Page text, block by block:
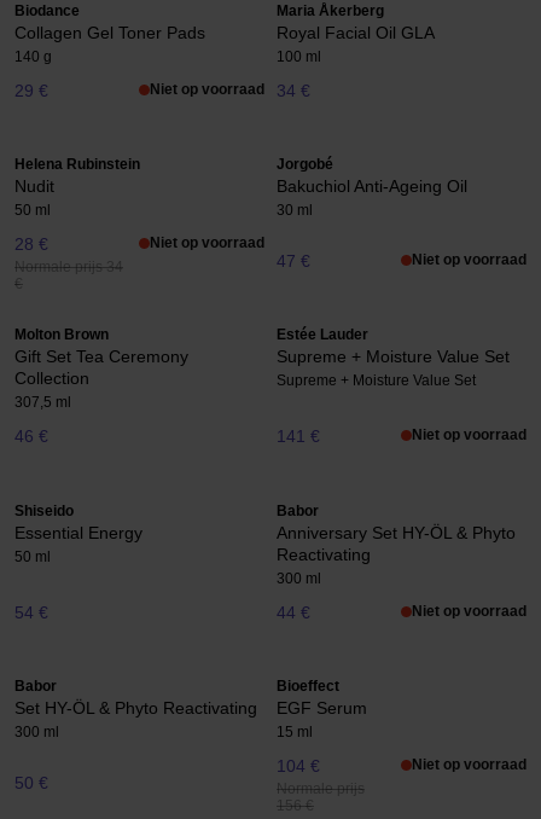
Biodance
Collagen Gel Toner Pads
140 g
29 € Niet op voorraad
Maria Åkerberg
Royal Facial Oil GLA
100 ml
34 €
Helena Rubinstein
Nudit
50 ml
28 €
Normale prijs 34
€
Niet op voorraad
Jorgobé
Bakuchiol Anti-Ageing Oil
30 ml
47 € Niet op voorraad
Molton Brown
Gift Set Tea Ceremony
Collection
307,5 ml
46 €
Estée Lauder
Supreme + Moisture Value Set
Supreme + Moisture Value Set
141 € Niet op voorraad
Shiseido
Essential Energy
50 ml
54 €
Babor
Anniversary Set HY-ÖL & Phyto
Reactivating
300 ml
44 € Niet op voorraad
Babor
Set HY-ÖL & Phyto Reactivating
300 ml
50 €
Bioeffect
EGF Serum
15 ml
104 €
Normale prijs
156 €
Niet op voorraad